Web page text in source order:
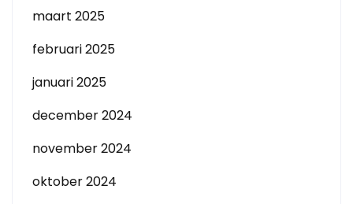
maart 2025
februari 2025
januari 2025
december 2024
november 2024
oktober 2024